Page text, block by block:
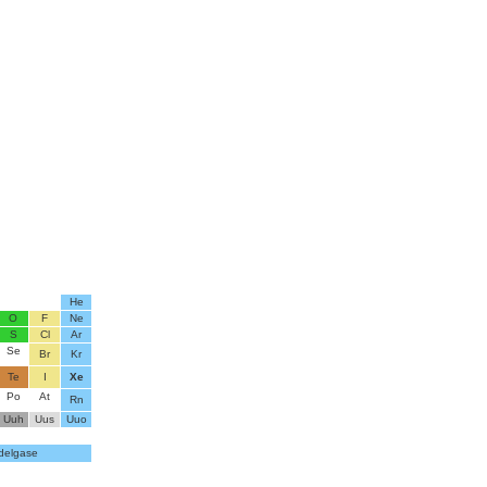
He
O F
Ne
S Cl
Ar
Se Br
Kr
Te I
Xe
Po At
Rn
Uuh Uus Uuo